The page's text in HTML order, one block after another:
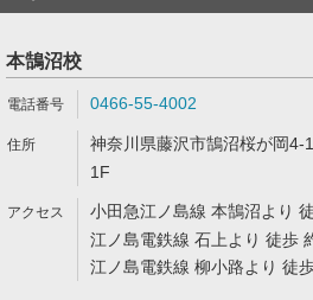
本鵠沼校
0466-55-4002
神奈川県藤沢市鵠沼桜が岡4-
1F
小田急江ノ島線 本鵠沼より
江ノ島電鉄線 石上より 徒歩
江ノ島電鉄線 柳小路より 徒